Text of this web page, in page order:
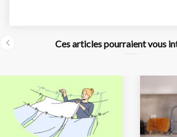
o
k
Ces articles pourraient vous